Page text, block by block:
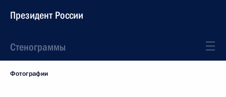
Президент России
Стенограммы
Фотографии